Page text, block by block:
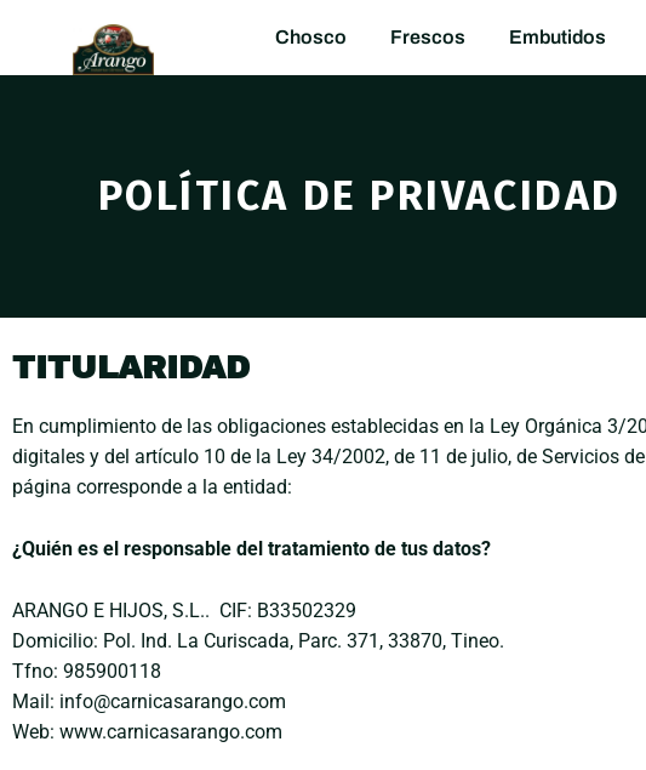
Chosco Frescos Embutidos
POLÍTICA DE PRIVACIDAD
TITULARIDAD
En cumplimiento de las obligaciones establecidas en la Ley Orgánica 3/
digitales y del artículo 10 de la Ley 34/2002, de 11 de julio, de Servicios
página corresponde a la entidad:
¿Quién es el responsable del tratamiento de tus datos?
ARANGO E HIJOS, S.L.. CIF: B33502329
Domicilio: Pol. Ind. La Curiscada, Parc. 371, 33870, Tineo.
Tfno: 985900118
Mail: info@carnicasarango.com
Web: www.carnicasarango.com